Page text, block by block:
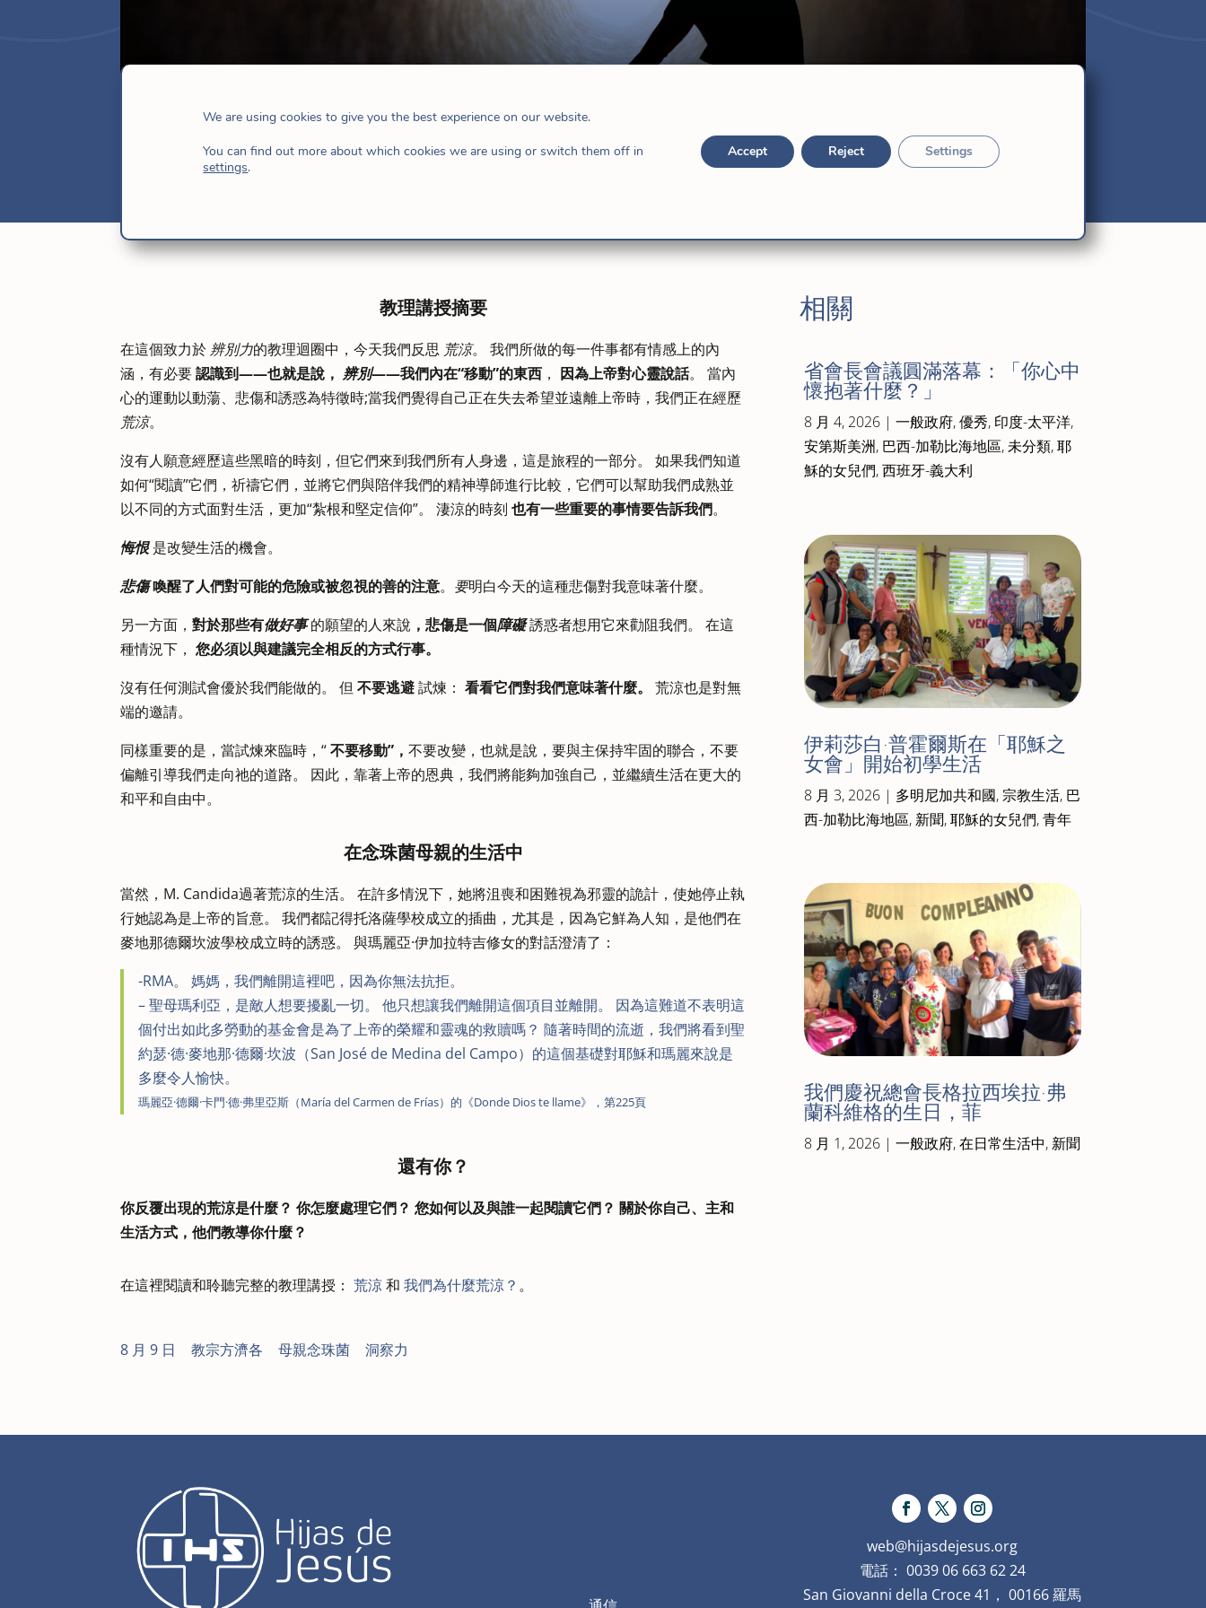
8 月 4, 2023|教堂,新聞,耶穌的女兒們 ,魅力家庭
教理講授摘要
在這個致力於 辨別力的教理迴圈中，今天我們反思 荒涼。 我們所做的每一件事都有情感上的內
涵，有必要認識到——也就是說， 辨別——我們內在“移動”的東西 ， 因為上帝對心靈說話。 當內
心的運動以動蕩、悲傷和誘惑為特徵時;當我們覺得自己正在失去希望並遠離上帝時，我們正在經歷
荒涼。
沒有人願意經歷這些黑暗的時刻，但它們來到我們所有人身邊，這是旅程的一部分。 如果我們知道
如何“閱讀”它們，祈禱它們，並將它們與陪伴我們的精神導師進行比較，它們可以幫助我們成熟並
以不同的方式面對生活，更加“紮根和堅定信仰”。 淒涼的時刻也有一些重要的事情要告訴我們。
悔恨 是改變生活的機會。
悲傷喚醒了人們對可能的危險或被忽視的善的注意。 要明白今天的這種悲傷對我意味著什麼。
另一方面，對於那些有做好事 的願望的人來說 ，悲傷是一個障礙誘惑者想用它來勸阻我們。 在這
種情況下，您必須以與建議完全相反的方式行事。
沒有任何測試會優於我們能做的。 但不要逃避試煉：看看它們對我們意味著什麼。
荒涼也是對無
端的邀請。
同樣重要的是，當試煉來臨時，“不要移動”，不要改變，也就是說，要與主保持牢固的聯合，不要
偏離引導我們走向祂的道路。 因此，靠著上帝的恩典，我們將能夠加強自己，並繼續生活在更大的
和平和自由中。
在念珠菌母親的生活中
當然，M. Candida過著荒涼的生活。 在許多情況下，她將沮喪和困難視為邪靈的詭計，使她停止執
行她認為是上帝的旨意。 我們都記得托洛薩學校成立的插曲，尤其是，因為它鮮為人知，是他們在
麥地那德爾坎波學校成立時的誘惑。 與瑪麗亞·伊加拉特吉修女的對話澄清了：
-RMA。 媽媽，我們離開這裡吧，因為你無法抗拒。
– 聖母瑪利亞，是敵人想要擾亂一切。 他只想讓我們離開這個項目並離開。 因為這難道不表明這
個付出如此多勞動的基金會是為了上帝的榮耀和靈魂的救贖嗎？ 隨著時間的流逝，我們將看到聖
約瑟·德·麥地那·德爾·坎波（San José de Medina del Campo）的這個基礎對耶穌和瑪麗來說是
多麼令人愉快。
瑪麗亞·德爾·卡門·德·弗里亞斯（María del Carmen de Frías）的《Donde Dios te llame》，第225頁
還有你？
你反覆出現的荒涼是什麼？ 你怎麼處理它們？ 您如何以及與誰一起閱讀它們？ 關於你自己、主和
生活方式，他們教導你什麼？
在這裡閱讀和聆聽完整的教理講授：荒涼和我們為什麼荒涼？ 。
8 月 9 日 |教宗方濟各 |母親念珠菌 |洞察力
相關
省會長會議圓滿落幕：「你心中
懷抱著什麼？」
8 月 4, 2026| 一般政府,優秀, 印度-太平洋,
安第斯美洲, 巴西-加勒比海地區,未分類,耶
穌的女兒們,西班牙-義大利
伊莉莎白·普霍爾斯在「耶穌之
女會」開始初學生活
8 月 3, 2026| 多明尼加共和國,宗教生活, 巴
西-加勒比海地區, 新聞,耶穌的女兒們,青年
我們慶祝總會長格拉西埃拉·弗
蘭科維格的生日，菲
8 月 1, 2026| 一般政府,在日常生活中, 新聞
web@hijasdejesus.org
電話： 0039 06 663 62 24
San Giovanni della Croce 41， 00166 羅馬
We are using cookies to give you the best experience on our website.
You can find out more about which cookies we are using or switch them off in
settings.
Accept Reject Settings